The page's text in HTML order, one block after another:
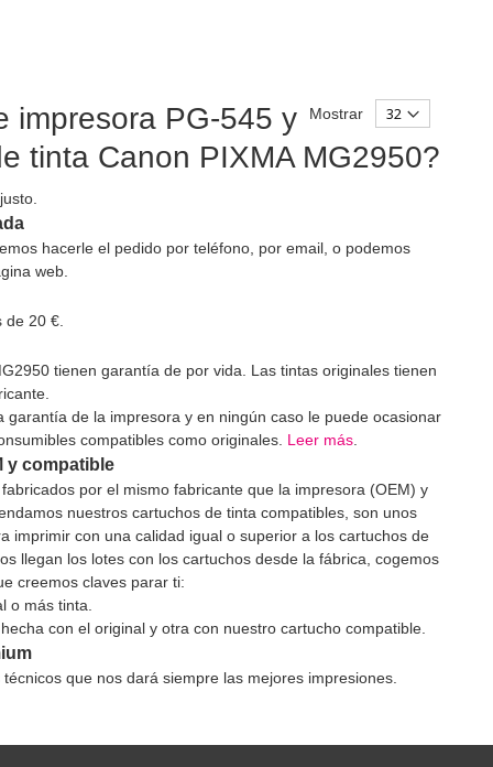
Mostrar
impresora PG-545 y
tinta Canon PIXMA MG2950?
hacerle el pedido por teléfono, por email, o podemos
web.
de 20 €.
tienen garantía de por vida. Las tintas originales tienen
de la impresora y en ningún caso le puede ocasionar
compatibles como originales. Leer más.
y compatible
por el mismo fabricante que la impresora (OEM) y
nuestros cartuchos de tinta compatibles, son unos
imprimir con una calidad igual o superior a los cartuchos de
llegan los lotes con los cartuchos desde la fábrica, cogemos
creemos claves parar ti:
o más tinta.
con el original y otra con nuestro cartucho compatible.
que nos dará siempre las mejores impresiones.